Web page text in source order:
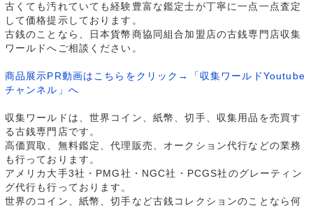
古くても汚れていても経験豊富な鑑定士が丁寧に一点一点査定
して価格提示しております。
古銭のことなら、日本貨幣商協同組合加盟店の古銭専門店収集
ワールドへご相談ください。
商品展示PR動画はこちらをクリック→「収集ワールドYoutube
チャンネル」へ
収集ワールドは、世界コイン、紙幣、切手、収集用品を売買す
る古銭専門店です。
高価買取、無料鑑定、代理販売、オークション代行などの業務
も行っております。
アメリカ大手3社・PMG社・NGC社・PCGS社のグレーティン
グ代行も行っております。
世界のコイン、紙幣、切手など古銭コレクションのことなら何